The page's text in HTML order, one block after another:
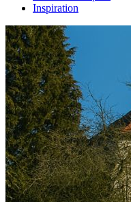
Inspiration